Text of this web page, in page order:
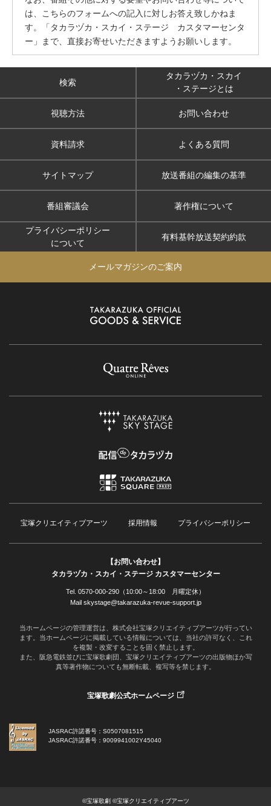
は、こちらのフォームへの記入に対しお答え致しかねま
す。「タカラヅカ・スカイ・ステージ カスタマーセンタ
ー」まで、直接お寄せいただきますようお願いします。
検索
タカラヅカ・スカイ
・ステージとは
視聴方法 お問い合わせ
資料請求 よくある質問
サイトマップ 放送番組の編集の基準
番組審議会 著作権について
プライバシーポリシー
について
有料基幹放送契約約款
メールマガジンのご案内
宝塚クリエイティブアーツ 採用情報 プライバシーポリシー
【お問い合わせ】
タカラヅカ・スカイ・ステージ カスタマーセンター
Tel. 0570-000-290（10:00～18:00 月曜定休）
Mail skystage@takarazuka-revue-support.jp
当ホームページの管理運営は、株式会社宝塚クリエイティブアーツが行ってい
ます。当ホームページに掲載している情報については、当社の許可なく、これ
を複製・改変することを固く禁止します。
また、阪急電鉄並びに宝塚歌劇団、宝塚クリエイティブアーツの出版物ほか写
真等著作物についても無断転載、複写等を禁じます。
宝塚歌劇公式ホームページ
JASRAC許諾番号：S0507081515
JASRAC許諾番号：9009941002Y45040
©宝塚歌劇 ©宝塚クリエイティブアーツ